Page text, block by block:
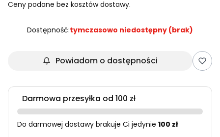
Ceny podane bez kosztów dostawy.
Dostępność:tymczasowo niedostępny (brak)
Powiadom o dostępności
Darmowa przesyłka od 100 zł
Do darmowej dostawy brakuje Ci jedynie 100 zł